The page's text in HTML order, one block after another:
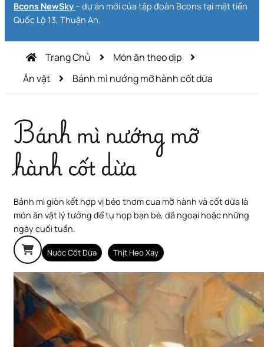
Bcons NewSky– dự án mới của tập đoàn Bcons tại mặt tiền
Quốc Lộ 13, Thuận An.
Trang Chủ
Món ăn theo dịp
Ăn vặt
Bánh mì nướng mỡ hành cốt dừa
Bánh mì nướng mỡ
hành cốt dừa
Bánh mì giòn kết hợp vị béo thơm cua mỡ hành và cốt dừa là
món ăn vặt lý tưởng để tụ họp bạn bè, dã ngoại hoặc những
ngày cuối tuần.
Nước Cốt Dừa Thịt Heo Xay